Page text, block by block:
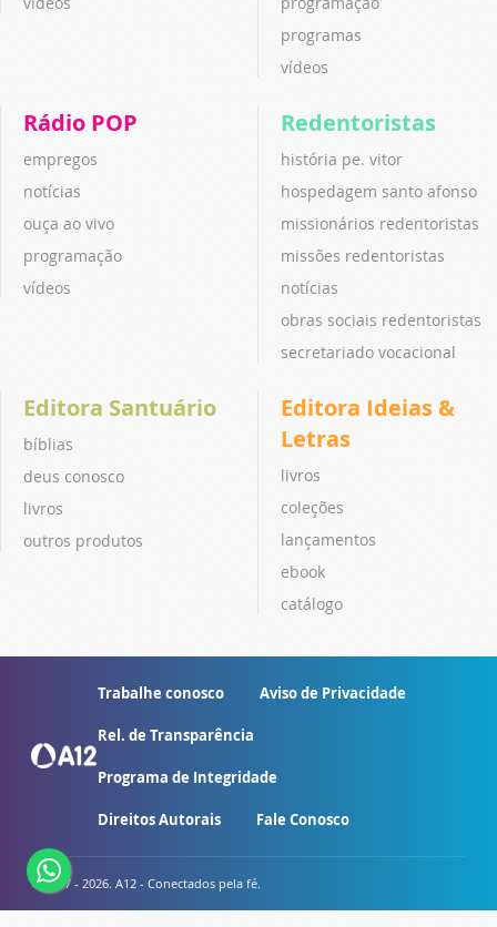
programas
vídeos
Rádio POP
empregos
notícias
ouça ao vivo
programação
vídeos
Redentoristas
história pe. vitor
hospedagem santo afonso
missionários redentoristas
missões redentoristas
notícias
obras sociais redentoristas
secretariado vocacional
Editora Santuário
bíblias
deus conosco
livros
outros produtos
Editora Ideias &
Letras
livros
coleções
lançamentos
ebook
catálogo
Trabalhe conosco Aviso de Privacidade
Rel. de Transparência
Programa de Integridade
Direitos Autorais Fale Conosco
© 2007 - 2026. A12 - Conectados pela fé.